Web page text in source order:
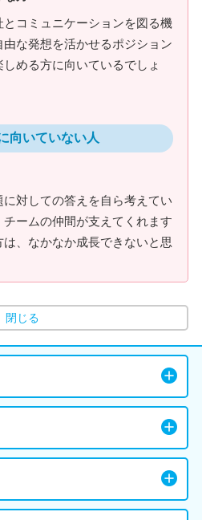
コミュニケーションを図る機
な発想を活かせるポジション
める方に向いているでしょ
向いていない人
対しての答えを自ら考えてい
チームの仲間が支えてくれます
、なかなか成長できないと思
閉じる